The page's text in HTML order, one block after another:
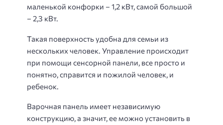
маленькой конфорки – 1,2 кВт, самой большой
– 2,3 кВт.
Такая поверхность удобна для семьи из
нескольких человек. Управление происходит
при помощи сенсорной панели, все просто и
понятно, справится и пожилой человек, и
ребенок.
Варочная панель имеет независимую
конструкцию, а значит, ее можно установить в